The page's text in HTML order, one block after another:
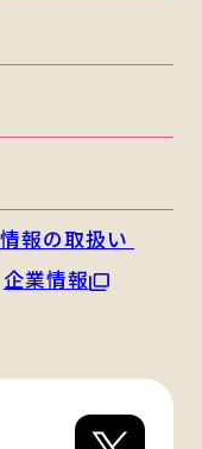
報の取扱い
企業情報